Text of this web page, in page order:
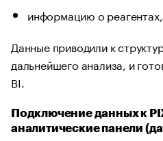
информацию о
Данные приводили к
дальнейшего анализа, и
BI.
Подключение данных к
аналитические панели